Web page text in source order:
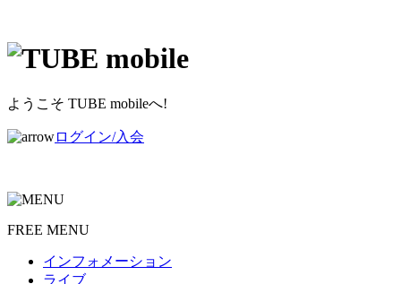
ようこそ TUBE mobileへ!
ログイン/入会
FREE MENU
インフォメーション
ライブ